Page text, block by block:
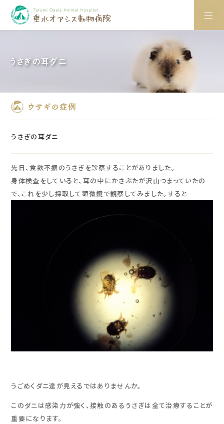
うさぎの耳ダニ
ウサギの症例
うさぎの耳ダニ
先日、食欲不振のうさぎを診察することがありました。
身体検査をしていると、耳の中にかさぶたが沢山つまっていたの
で、これを少し採取して顕微鏡で観察してみました。すると…
うごめくダニ達が見えるではありませんか。
このダニは感染力が強く、接触のあるうさぎは全て治療することが
重要になります。